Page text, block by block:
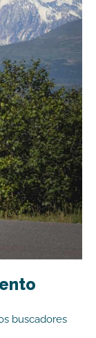
buscadores